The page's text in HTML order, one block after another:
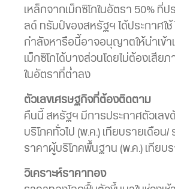
เหล็กจากเม็กซิโกในอัตรา 50% ที่ป
ลด์ ทรัมป์ของสหรัฐฯ ได้ประกาศใ
กำลังหารือนี้อาจอนุญาตให้นำเข้า
เม็กซิโกได้บางส่วนโดยไม่ต้องเสีย
ในอัตราที่ต่ำลง
ตัวเลขเศรษฐกิจที่ต้องติดตาม
คืนนี้ สหรัฐฯ มีการประกาศตัวเลข
บริโภคทั่วไป (พ.ค.) เทียบรายเดือน/
ราคาผู้บริโภคพื้นฐาน (พ.ค.) เทียบ
วิเคราะห์ราคาทอง